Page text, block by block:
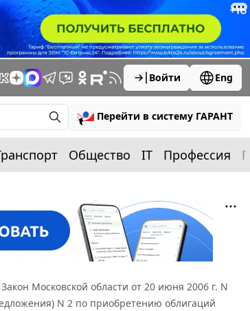
Войти Eng
Перейти в систему ГАРАНТ
Общество IT Профессия
Закон Московской области от 20 июня 2006 г. N
N 2 по приобретению облигаций